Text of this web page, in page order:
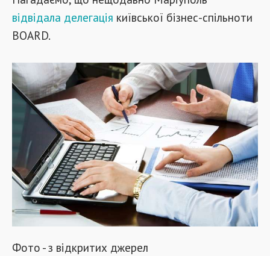
відвідала делегація київської бізнес-спільноти
BOARD.
Фото - з відкритих джерел